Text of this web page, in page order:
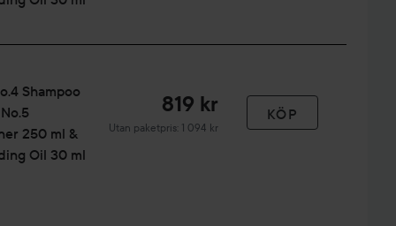
Shampoo
250 ml &
Oil 30 ml
819 kr
Utan paketpris: 1 094 kr
KÖP